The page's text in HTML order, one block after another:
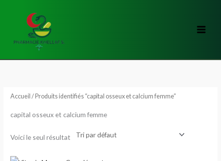
Accueil / Produits identifiés “capital osseux et calcium femme”
capital osseux et calcium femme
Voici le seul résultat